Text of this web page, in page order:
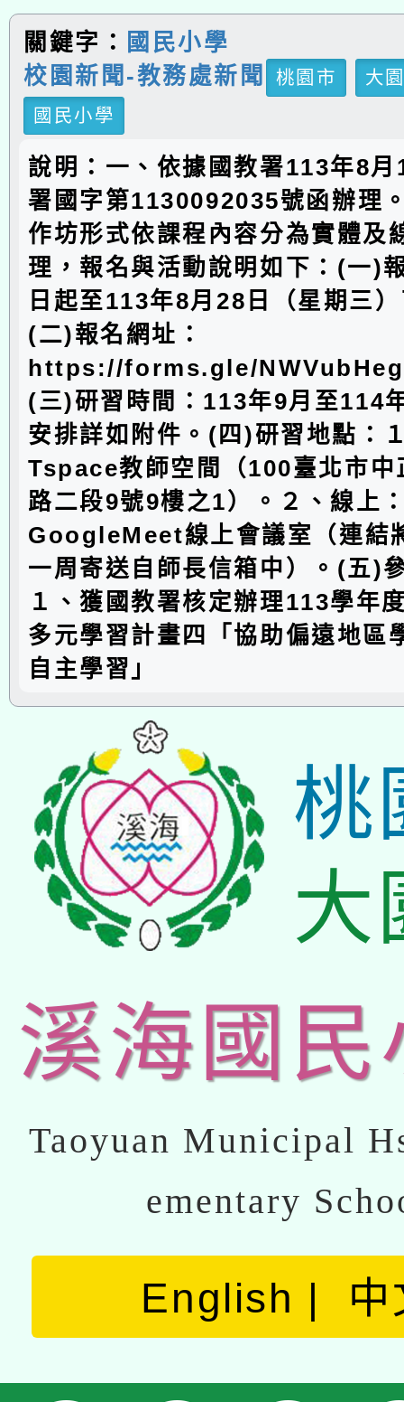
關鍵字：
國民小學
校園新聞-教務處新聞
桃園市
大
國民小學
說明：一、依據國教署113年8
署國字第1130092035號函辦理
作坊形式依課程內容分為實體及
理，報名與活動說明如下：(一)
日起至113年8月28日（星期三
(二)報名網址：
https://forms.gle/
(三)研習時間：113年9月至114
安排詳如附件。(四)研習地點：
Tspace教師空間（100臺北市中
路二段9號9樓之1）。２、線上
GoogleMeet線上會議室（連結
一周寄送自師長信箱中）。(五)
１、獲國教署核定辦理113學年
多元學習計畫四「協助偏遠地區
自主學習」
桃
大
溪海國民
Taoyuan Municipal
ementary
English 中